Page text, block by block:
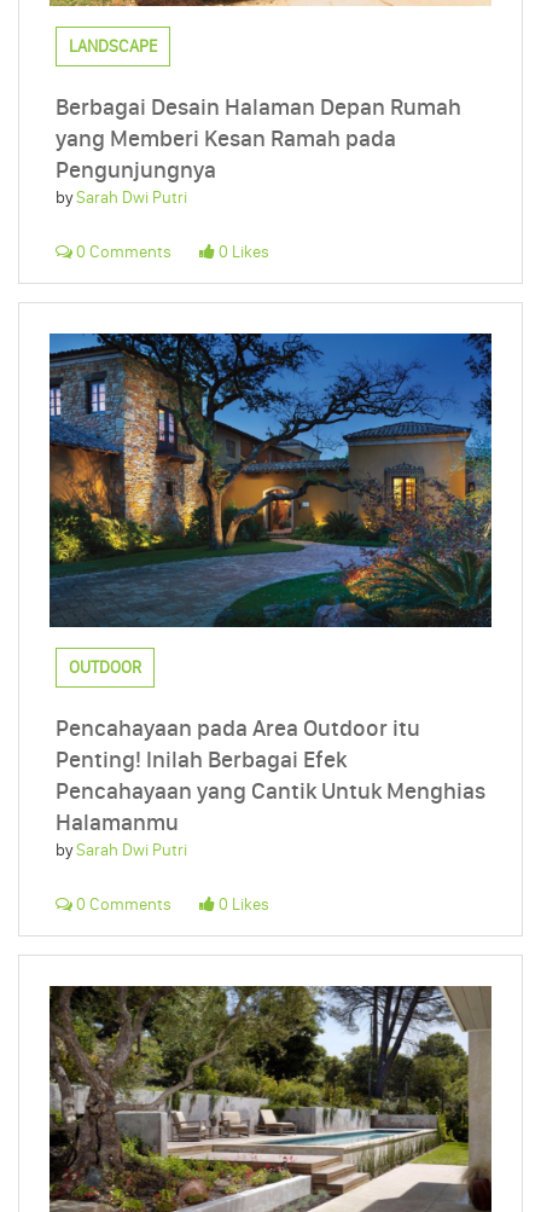
LANDSCAPE
Berbagai Desain Halaman Depan Rumah
yang Memberi Kesan Ramah pada
Pengunjungnya
bySarah Dwi Putri
0 Comments 0 Likes
OUTDOOR
Pencahayaan pada Area Outdoor itu
Penting! Inilah Berbagai Efek
Pencahayaan yang Cantik Untuk Menghias
Halamanmu
bySarah Dwi Putri
0 Comments 0 Likes